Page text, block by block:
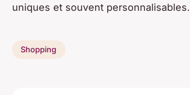
uniques et souvent personnalisables.
Shopping